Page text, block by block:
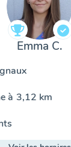
Emma C.
à 3,12 km